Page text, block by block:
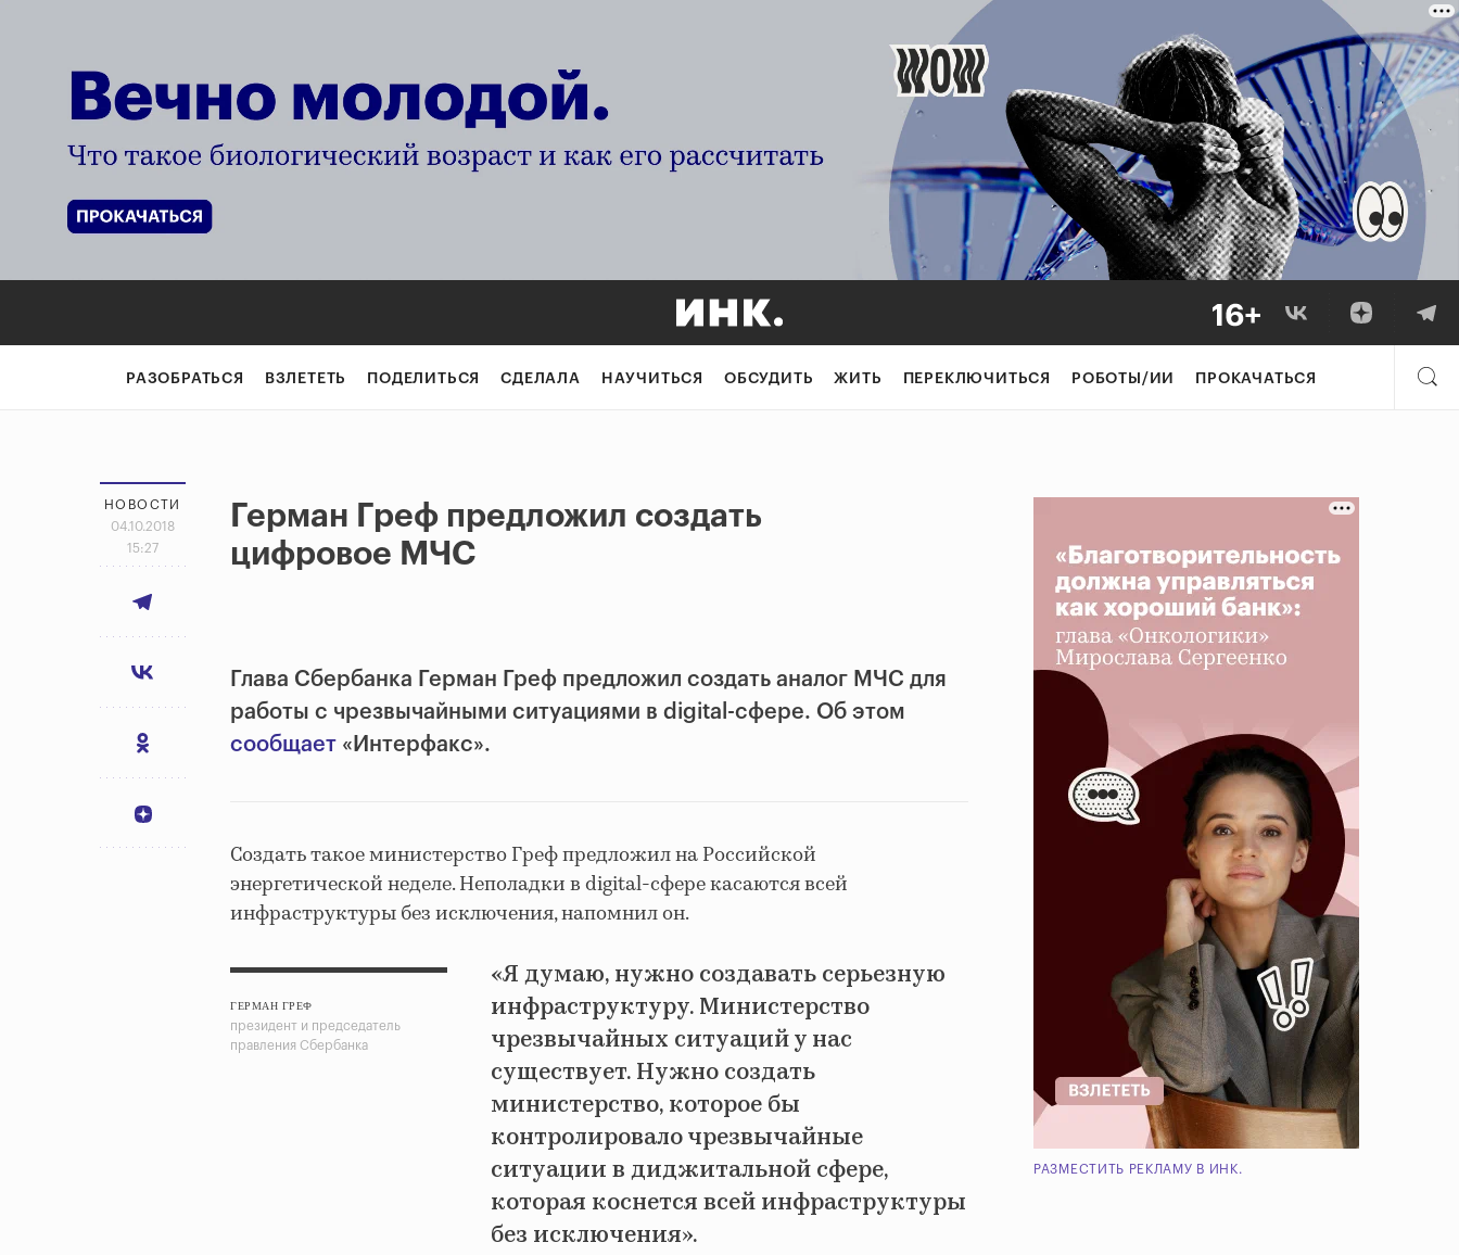
РАЗОБРАТЬСЯ ВЗЛЕТЕТЬ ПОДЕЛИТЬСЯ СДЕЛАЛА НАУЧИТЬСЯ ОБСУДИТЬ ЖИТЬ ПЕРЕКЛЮЧИТЬСЯ РОБОТЫ/ИИ ПРОКАЧАТЬСЯ
НОВОСТИ
04.10.2018
15:27
Герман Греф предложил создать
цифровое МЧС
Глава Сбербанка Герман Греф предложил создать аналог МЧС для
работы с чрезвычайными ситуациями в digital-сфере. Об этом
сообщает «Интерфакс».
Создать такое министерство Греф предложил на Российской
энергетической неделе. Неполадки в digital-сфере касаются всей
инфраструктуры без исключения, напомнил он.
ГЕРМАН ГРЕФ
президент и председатель
правления Сбербанка
«Я думаю, нужно создавать серьезную
инфраструктуру. Министерство
чрезвычайных ситуаций у нас
существует. Нужно создать
министерство, которое бы
контролировало чрезвычайные
ситуации в диджитальной сфере,
которая коснется всей инфраструктуры
без исключения».
РАЗМЕСТИТЬ РЕКЛАМУ В ИНК.